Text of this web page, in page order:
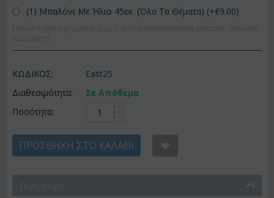
(1) Μπαλόνι Με Ήλιο 45εκ. (Όλα Τα Θέματα) (+€9.00)
ΚΩΔΙΚΟΣ:
East25
Διαθεσιμότητα:
Σε Απόθεμα
Ποσότητα:
ΠΡΟΣΘΉΚΗ ΣΤΟ ΚΑΛΆΘΙ